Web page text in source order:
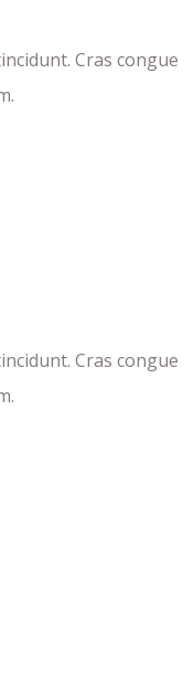
Cras congue
Cras congue